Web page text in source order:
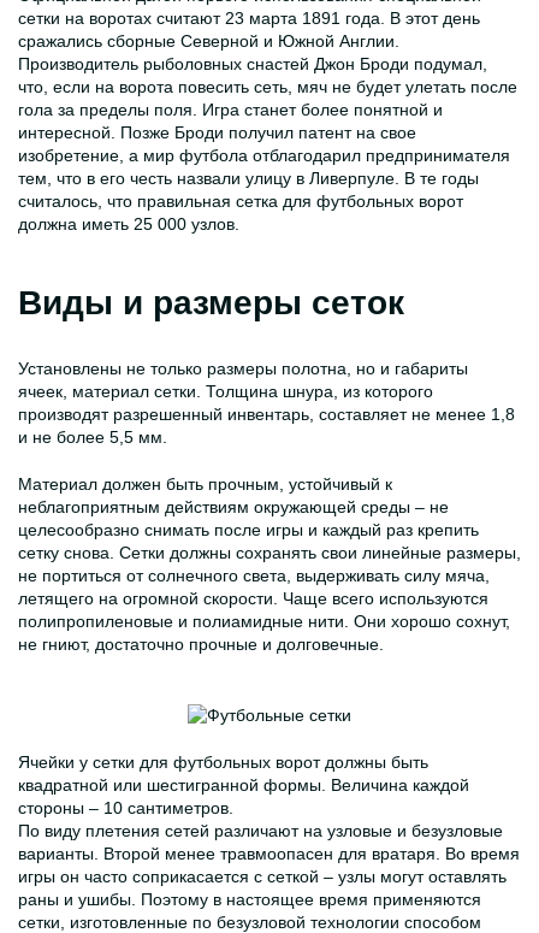
сетки на воротах считают 23 марта 1891 года. В этот день
сражались сборные Северной и Южной Англии.
Производитель рыболовных снастей Джон Броди подумал,
что, если на ворота повесить сеть, мяч не будет улетать после
гола за пределы поля. Игра станет более понятной и
интересной. Позже Броди получил патент на свое
изобретение, а мир футбола отблагодарил предпринимателя
тем, что в его честь назвали улицу в Ливерпуле. В те годы
считалось, что правильная сетка для футбольных ворот
должна иметь 25 000 узлов.
Виды и размеры сеток
Установлены не только размеры полотна, но и габариты
ячеек, материал сетки. Толщина шнура, из которого
производят разрешенный инвентарь, составляет не менее 1,8
и не более 5,5 мм.
Материал должен быть прочным, устойчивый к
неблагоприятным действиям окружающей среды – не
целесообразно снимать после игры и каждый раз крепить
сетку снова. Сетки должны сохранять свои линейные размеры,
не портиться от солнечного света, выдерживать силу мяча,
летящего на огромной скорости. Чаще всего используются
полипропиленовые и полиамидные нити. Они хорошо сохнут,
не гниют, достаточно прочные и долговечные.
Ячейки у сетки для футбольных ворот должны быть
квадратной или шестигранной формы. Величина каждой
стороны – 10 сантиметров.
По виду плетения сетей различают на узловые и безузловые
варианты. Второй менее травмоопасен для вратаря. Во время
игры он часто соприкасается с сеткой – узлы могут оставлять
раны и ушибы. Поэтому в настоящее время применяются
сетки, изготовленные по безузловой технологии способом